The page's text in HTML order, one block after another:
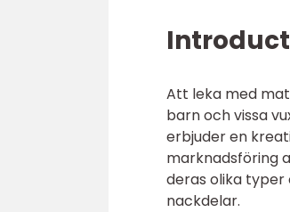
Att leka med
barn och vissa
erbjuder en
marknadsföring
deras olika
nackdelar.